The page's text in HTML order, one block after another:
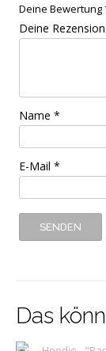
Deine Bewertung
Deine
Name*
E-Mail*
Das